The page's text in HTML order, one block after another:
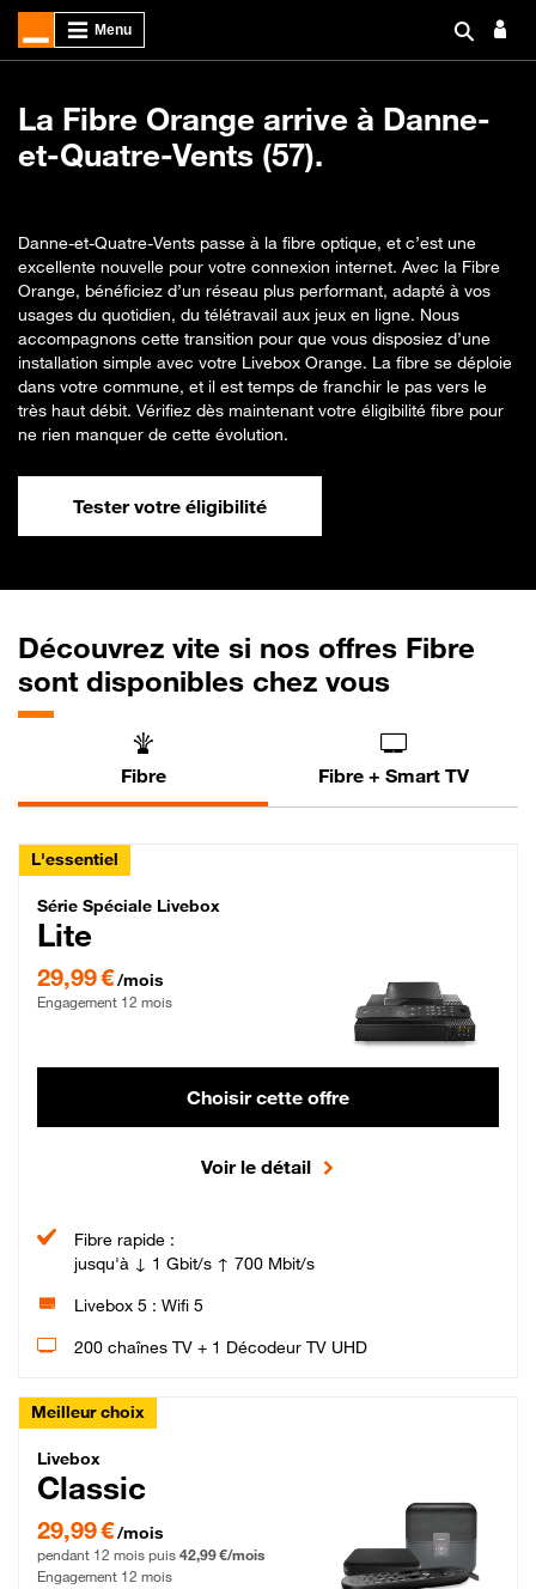
La Fibre Orange arrive à Danne-
et-Quatre-Vents (57).
Danne-et-Quatre-Vents passe à la fibre optique, et c’est une
excellente nouvelle pour votre connexion internet. Avec la Fibre
Orange, bénéficiez d’un réseau plus performant, adapté à vos
usages du quotidien, du télétravail aux jeux en ligne. Nous
accompagnons cette transition pour que vous disposiez d’une
installation simple avec votre Livebox Orange. La fibre se déploie
dans votre commune, et il est temps de franchir le pas vers le
très haut débit. Vérifiez dès maintenant votre éligibilité fibre pour
ne rien manquer de cette évolution.
Tester votre éligibilité
Découvrez vite si nos offres Fibre
sont disponibles chez vous
Fibre Fibre + Smart TV
L'essentiel
Série Spéciale Livebox Lite Fibre
Série Spéciale Livebox
Lite
29,99 €/mois
Engagement 12 mois
Choisir cette offre
Voir le détail
Fibre rapide :
jusqu'à ↓ 1 Gbit/s ↑ 700 Mbit/s
Livebox 5 : Wifi 5
200 chaînes TV + 1 Décodeur TV UHD
Meilleur choix
Livebox Classic Fibre
Livebox
Classic
29,99 € par mois pendant 12 mois puis 42,99 € par mois, Engagement 12 mois
29,99 €/mois
pendant 12 mois puis 42,99 €/mois
Engagement 12 mois